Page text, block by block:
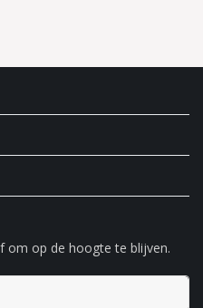
om op de hoogte te blijven.